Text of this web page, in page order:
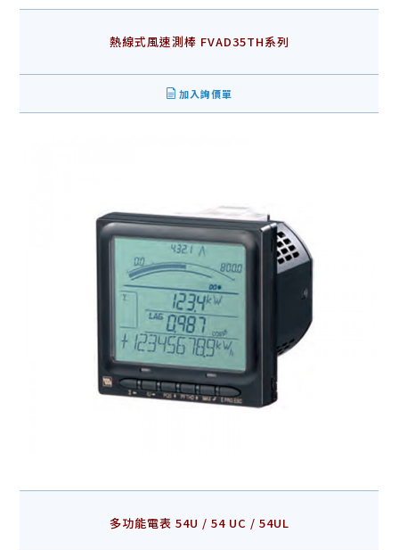
熱線式風速測棒 FVAD35TH系列
加入詢價單
多功能電表 54U / 54 UC / 54UL